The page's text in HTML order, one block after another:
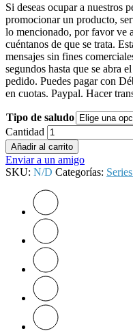
Si deseas ocupar a nuestros
promocionar un producto,
lo mencionado, por favor ve
cuéntanos de que se trata.
mensajes sin fines
segundos hasta que se abra
pedido. Puedes pagar con
en cuotas. Paypal. Hacer
Tipo de saludo
Cantidad
Añadir al carrito
Enviar a un amigo
SKU: N/D Categorías: